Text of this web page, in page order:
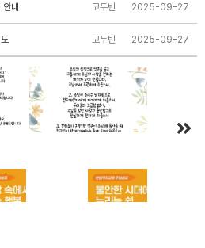
2025-09-27
고두빈
안내
2025-09-27
고두빈